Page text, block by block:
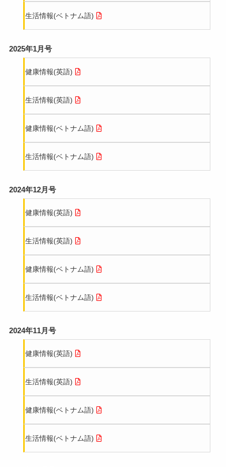
生活情報(ベトナム語)
2025年1月号
健康情報(英語)
生活情報(英語)
健康情報(ベトナム語)
生活情報(ベトナム語)
2024年12月号
健康情報(英語)
生活情報(英語)
健康情報(ベトナム語)
生活情報(ベトナム語)
2024年11月号
健康情報(英語)
生活情報(英語)
健康情報(ベトナム語)
生活情報(ベトナム語)